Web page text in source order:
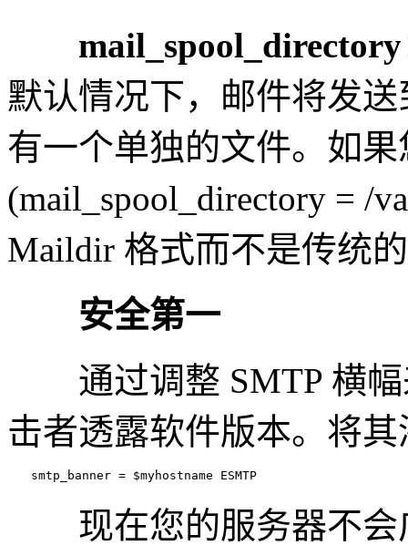
mail_spool_directory
默认情况下，邮件将发
有一个单独的文件。如
(mail_spool_directory = /
Maildir 格式而不是传统
安全第一
通过调整 SMTP 横幅
击者透露软件版本。将其
smtp_banner = $myhostname ESMTP
现在您的服务器不会